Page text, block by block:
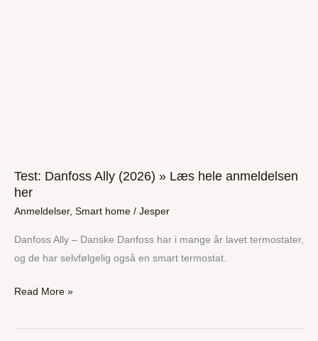
Test: Danfoss Ally (2026) » Læs hele anmeldelsen
her
Anmeldelser, Smart home / Jesper
Danfoss Ally – Danske Danfoss har i mange år lavet termostater,
og de har selvfølgelig også en smart termostat.
Read More »